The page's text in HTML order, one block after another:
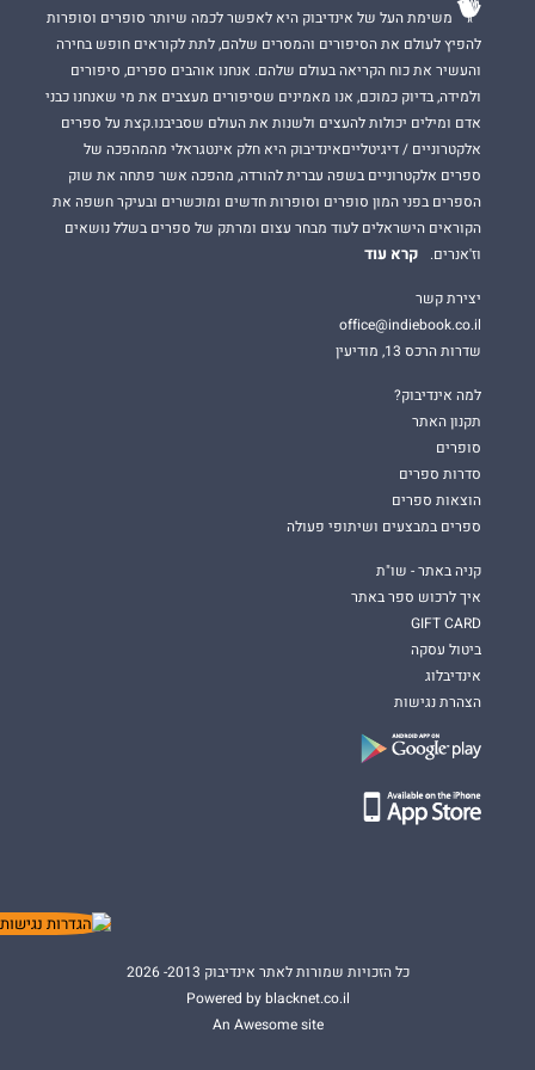
משימת העל של אינדיבוק היא לאפשר לכמה שיותר סופרים וסופרות
להפיץ לעולם את הסיפורים והמסרים שלהם, לתת לקוראים חופש בחירה
והעשיר את כוח הקריאה בעולם שלהם. אנחנו אוהבים ספרים, סיפורים
ולמידה, בדיוק כמוכם, אנו מאמינים שסיפורים מעצבים את מי שאנחנו כבני
אדם ומילים יכולות להעצים ולשנות את העולם שסביבנו.קצת על ספרים
אלקטרוניים / דיגיטלייםאינדיבוק היא חלק אינטגראלי מהמהפכה של
ספרים אלקטרוניים בשפה עברית להורדה, מהפכה אשר פתחה את שוק
הספרים בפני המון סופרים וסופרות חדשים ומוכשרים ובעיקר חשפה את
הקוראים הישראלים לעוד מבחר עצום ומרתק של ספרים בשלל נושאים
וז'אנרים.
קרא עוד
יצירת קשר
office@indiebook.co.il
שדרות הרכס 13, מודיעין
למה אינדיבוק?
תקנון האתר
סופרים
סדרות ספרים
הוצאות ספרים
ספרים במבצעים ושיתופי פעולה
קניה באתר - שו"ת
איך לרכוש ספר באתר
GIFT CARD
ביטול עסקה
אינדיבלוג
הצהרת נגישות
כל הזכויות שמורות לאתר אינדיבוק 2013- 2026
Powered by blacknet.co.il
An Awesome site